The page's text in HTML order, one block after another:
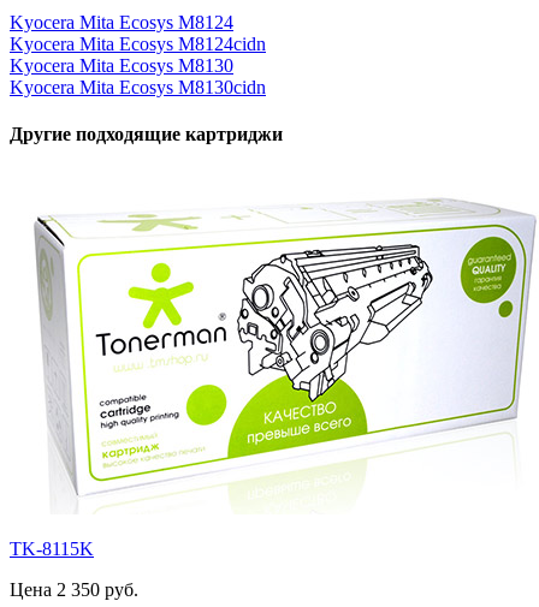
Kyocera Mita Ecosys M8124
Kyocera Mita Ecosys M8124cidn
Kyocera Mita Ecosys M8130
Kyocera Mita Ecosys M8130cidn
Другие подходящие картриджи
TK-8115K
Цена 2 350 руб.